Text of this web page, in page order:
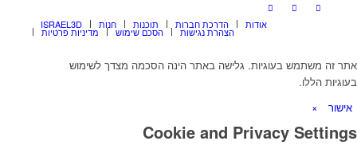
ISRAEL3D חנות תוכנות הדרכת חברות אודות
מדיניות פרטיות הסכם שימוש הצהרת נגישות
אתר זה משתמש בעוגיות. גלישה באתר הינה הסכמה מצדך לשימוש
בעוגיות הללו.
אישור
×
Cookie and Privacy Settings